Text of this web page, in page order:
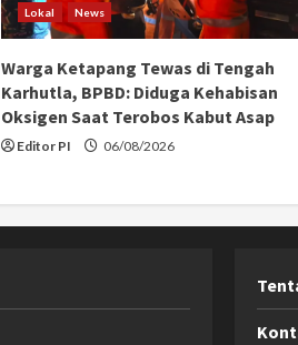
Lokal News
Warga Ketapang Tewas di Tengah
Karhutla, BPBD: Diduga Kehabisan
Oksigen Saat Terobos Kabut Asap
Editor PI 06/08/2026